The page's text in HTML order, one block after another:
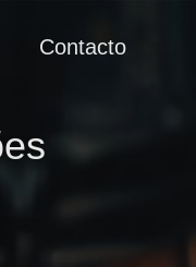
Contacto